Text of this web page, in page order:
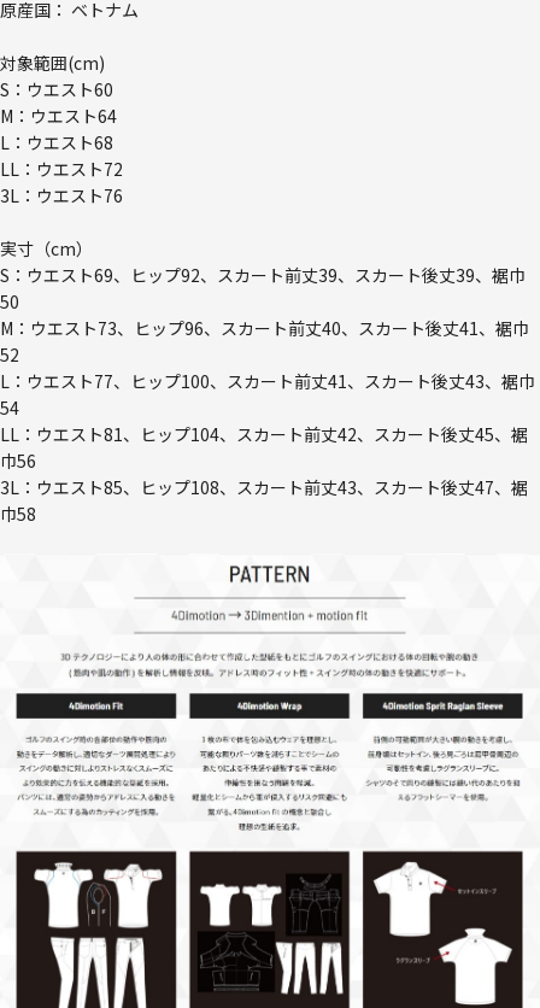
原産国： ベトナム
対象範囲(cm)
S：ウエスト60
M：ウエスト64
L：ウエスト68
LL：ウエスト72
3L：ウエスト76
実寸（cm）
S：ウエスト69、ヒップ92、スカート前丈39、スカート後丈39、裾巾
50
M：ウエスト73、ヒップ96、スカート前丈40、スカート後丈41、裾巾
52
L：ウエスト77、ヒップ100、スカート前丈41、スカート後丈43、裾巾
54
LL：ウエスト81、ヒップ104、スカート前丈42、スカート後丈45、裾
巾56
3L：ウエスト85、ヒップ108、スカート前丈43、スカート後丈47、裾
巾58